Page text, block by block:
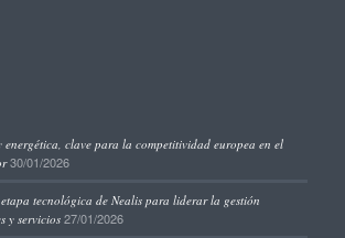
clave para la competitividad europea en el
30/01/2026
tecnológica de Nealis para liderar la gestión
y servicios 27/01/2026